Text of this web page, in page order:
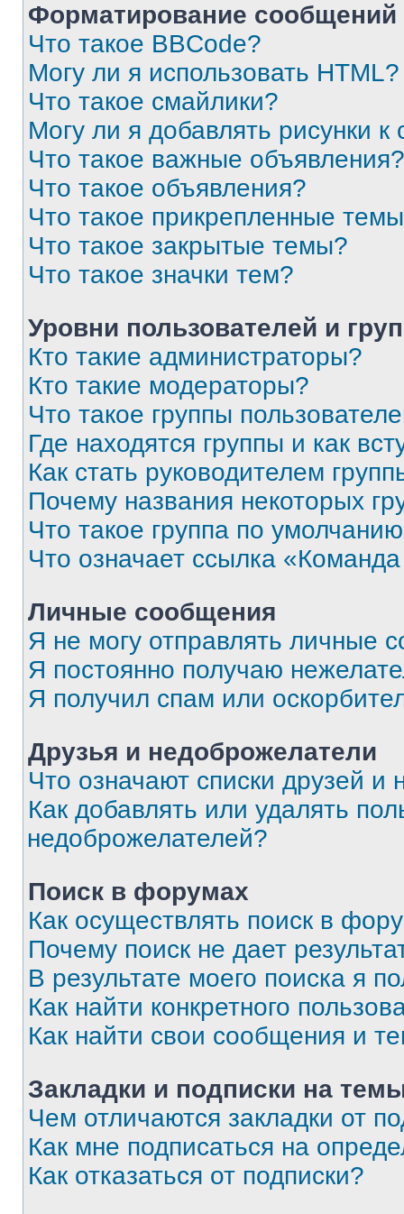
Форматирование
Что такое BBCode?
Могу ли я использовать HTML?
Что такое смайлики?
Могу ли я добавлять рисунки
Что такое важные объявления?
Что такое объявления?
Что такое прикрепленные
Что такое закрытые темы?
Что такое значки тем?
Уровни пользователей и
Кто такие администраторы?
Кто такие модераторы?
Что такое группы
Где находятся группы и как
Как стать руководителем
Почему названия некоторых
Что такое группа по
Что означает ссылка
Личные сообщения
Я не могу отправлять личные
Я постоянно получаю
Я получил спам или
Друзья и недоброжелатели
Что означают списки друзей и
Как добавлять или удалять
недоброжелателей?
Поиск в форумах
Как осуществлять поиск в
Почему поиск не дает
В результате моего поиска я
Как найти конкретного
Как найти свои сообщения и
Закладки и подписки на
Чем отличаются закладки от
Как мне подписаться на
Как отказаться от подписки?